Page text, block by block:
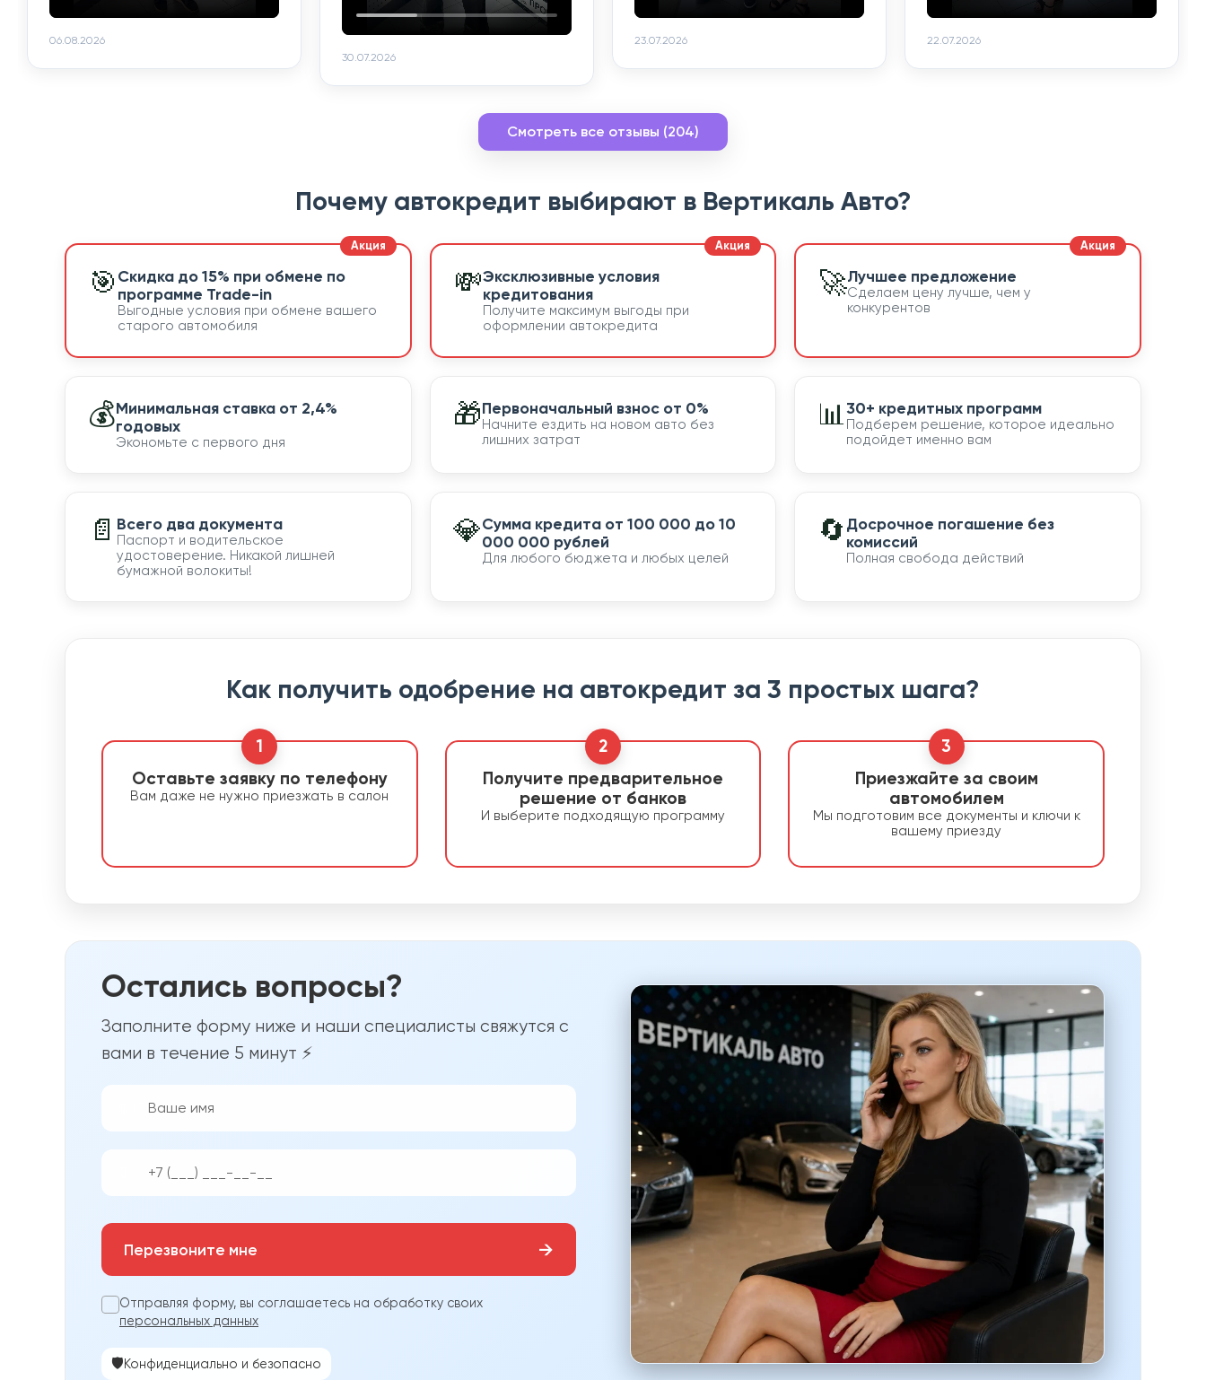
06.08.2026
30.07.2026
23.07.2026 22.07.2026
Смотреть все отзывы (204)
Почему автокредит выбирают в Вертикаль Авто?
🎯 Скидка до 15% при обмене по
программе Trade-in
Выгодные условия при обмене вашего
старого автомобиля
💸Эксклюзивные условия
кредитования
Получите максимум выгоды при
оформлении автокредита
🚀Лучшее предложение
Сделаем цену лучше, чем у
конкурентов
💰Минимальная ставка от 2,4%
годовых
Экономьте с первого дня
🎁Первоначальный взнос от 0%
Начните ездить на новом авто без
лишних затрат
📊30+ кредитных программ
Подберем решение, которое идеально
подойдет именно вам
📄 Всего два документа
Паспорт и водительское
удостоверение. Никакой лишней
бумажной волокиты!
💎Сумма кредита от 100 000 до 10
000 000 рублей
Для любого бюджета и любых целей
🔄 Досрочное погашение без
комиссий
Полная свобода действий
Как получить одобрение на автокредит за 3 простых шага?
1
Оставьте заявку по телефону
Вам даже не нужно приезжать в салон
2
Получите предварительное
решение от банков
И выберите подходящую программу
3
Приезжайте за своим
автомобилем
Мы подготовим все документы и ключи к
вашему приезду
Остались вопросы?
Заполните форму ниже и наши специалисты свяжутся с
вами в течение 5 минут ⚡
Перезвоните мне →
Отправляя форму, вы соглашаетесь на обработку своих
персональных данных
🛡️Конфиденциально и безопасно